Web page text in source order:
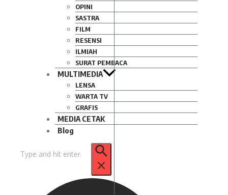
OPINI
SASTRA
FILM
RESENSI
ILMIAH
SURAT PEMBACA
MULTIMEDIA
LENSA
WARTA TV
GRAFIS
MEDIA CETAK
Blog
untuk: